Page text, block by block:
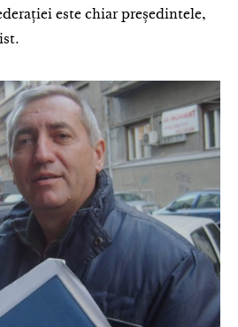
este chiar președintele,